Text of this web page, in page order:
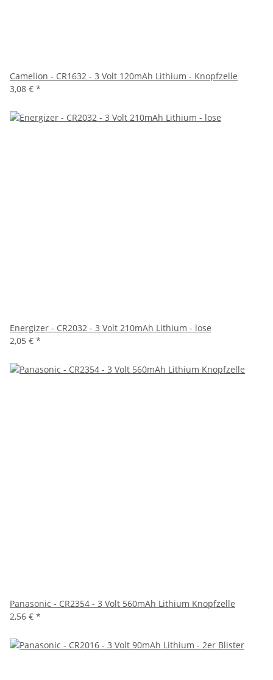
Camelion - CR1632 - 3 Volt 120mAh Lithium - Knopfzelle
3,08 € *
Energizer - CR2032 - 3 Volt 210mAh Lithium - lose
2,05 € *
Panasonic - CR2354 - 3 Volt 560mAh Lithium Knopfzelle
2,56 € *